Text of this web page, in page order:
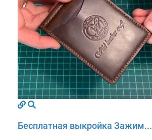
Бесплатная выкройка Зажим...